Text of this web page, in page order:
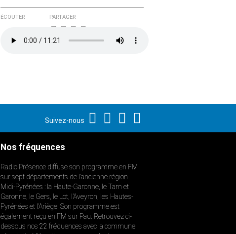
ÉCOUTER PARTAGER
Suivez-nous
Nos fréquences
Radio Présence diffuse son programme en FM
sur sept départements de l’ancienne région
Midi-Pyrénées : la Haute-Garonne, le Tarn et
Garonne, le Gers, le Lot, l’Aveyron, les Hautes-
Pyrénées et l’Ariège. Son programme est
également reçu en FM sur Pau. Retrouvez ci-
dessous nos 22 fréquences avec la commune